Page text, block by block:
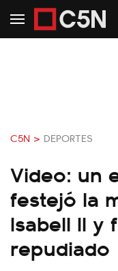
C5N > DEPORTES
Video: un
festejó la
Isabell II y
repudiado